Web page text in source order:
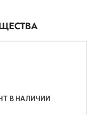
В НАЛИЧИИ